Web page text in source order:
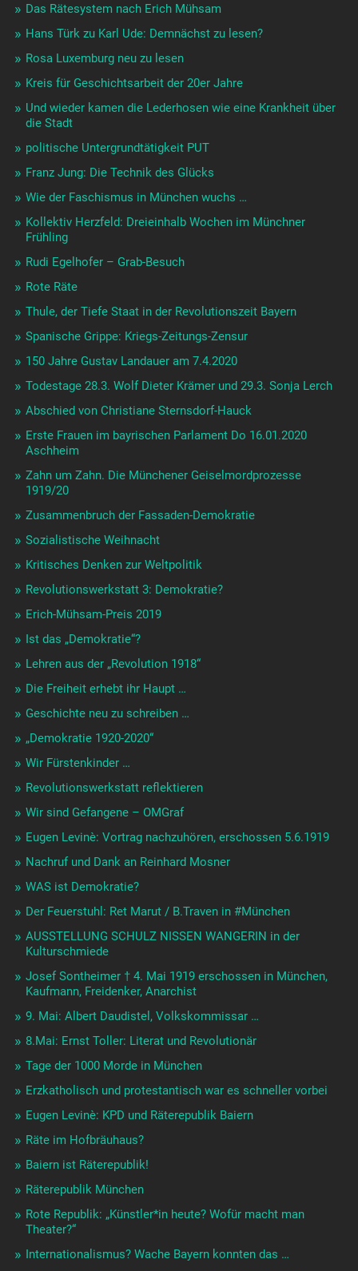
Das Rätesystem nach Erich Mühsam
Hans Türk zu Karl Ude: Demnächst zu lesen?
Rosa Luxemburg neu zu lesen
Kreis für Geschichtsarbeit der 20er Jahre
Und wieder kamen die Lederhosen wie eine Krankheit über
die Stadt
politische Untergrundtätigkeit PUT
Franz Jung: Die Technik des Glücks
Wie der Faschismus in München wuchs …
Kollektiv Herzfeld: Dreieinhalb Wochen im Münchner
Frühling
Rudi Egelhofer – Grab-Besuch
Rote Räte
Thule, der Tiefe Staat in der Revolutionszeit Bayern
Spanische Grippe: Kriegs-Zeitungs-Zensur
150 Jahre Gustav Landauer am 7.4.2020
Todestage 28.3. Wolf Dieter Krämer und 29.3. Sonja Lerch
Abschied von Christiane Sternsdorf-Hauck
Erste Frauen im bayrischen Parlament Do 16.01.2020
Aschheim
Zahn um Zahn. Die Münchener Geiselmordprozesse
1919/20
Zusammenbruch der Fassaden-Demokratie
Sozialistische Weihnacht
Kritisches Denken zur Weltpolitik
Revolutionswerkstatt 3: Demokratie?
Erich-Mühsam-Preis 2019
Ist das „Demokratie“?
Lehren aus der „Revolution 1918“
Die Freiheit erhebt ihr Haupt …
Geschichte neu zu schreiben …
„Demokratie 1920-2020“
Wir Fürstenkinder …
Revolutionswerkstatt reflektieren
Wir sind Gefangene – OMGraf
Eugen Levinè: Vortrag nachzuhören, erschossen 5.6.1919
Nachruf und Dank an Reinhard Mosner
WAS ist Demokratie?
Der Feuerstuhl: Ret Marut / B.Traven in #München
AUSSTELLUNG SCHULZ NISSEN WANGERIN in der
Kulturschmiede
Josef Sontheimer † 4. Mai 1919 erschossen in München,
Kaufmann, Freidenker, Anarchist
9. Mai: Albert Daudistel, Volkskommissar …
8.Mai: Ernst Toller: Literat und Revolutionär
Tage der 1000 Morde in München
Erzkatholisch und protestantisch war es schneller vorbei
Eugen Levinè: KPD und Räterepublik Baiern
Räte im Hofbräuhaus?
Baiern ist Räterepublik!
Räterepublik München
Rote Republik: „Künstler*in heute? Wofür macht man
Theater?“
Internationalismus? Wache Bayern konnten das …